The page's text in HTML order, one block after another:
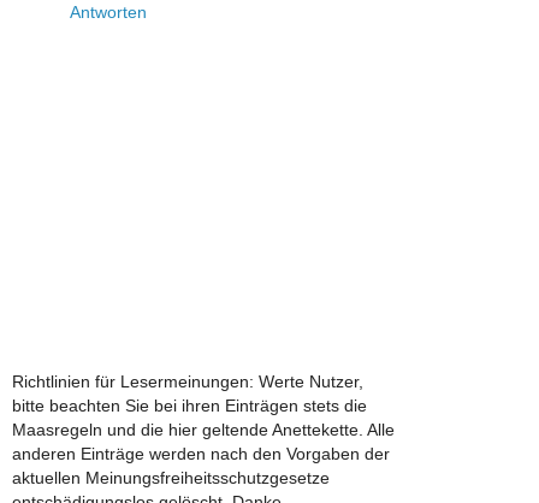
Antworten
Richtlinien für Lesermeinungen: Werte Nutzer,
bitte beachten Sie bei ihren Einträgen stets die
Maasregeln und die hier geltende Anettekette. Alle
anderen Einträge werden nach den Vorgaben der
aktuellen Meinungsfreiheitsschutzgesetze